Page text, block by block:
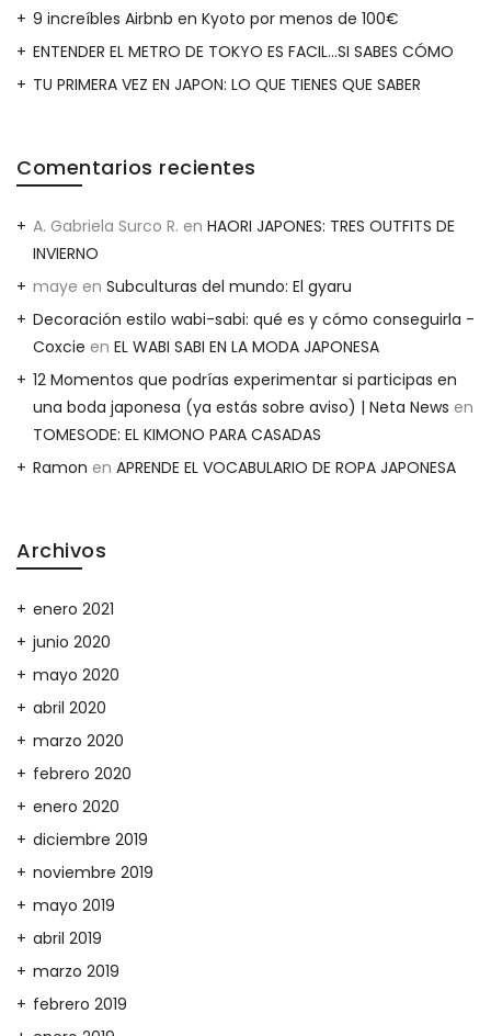
9 increíbles Airbnb en Kyoto por menos de 100€
ENTENDER EL METRO DE TOKYO ES FACIL…SI SABES CÓMO
TU PRIMERA VEZ EN JAPON: LO QUE TIENES QUE SABER
Comentarios recientes
A. Gabriela Surco R. en HAORI JAPONES: TRES OUTFITS DE
INVIERNO
maye en Subculturas del mundo: El gyaru
Decoración estilo wabi-sabi: qué es y cómo conseguirla -
Coxcie en EL WABI SABI EN LA MODA JAPONESA
12 Momentos que podrías experimentar si participas en
una boda japonesa (ya estás sobre aviso) | Neta News en
TOMESODE: EL KIMONO PARA CASADAS
Ramon en APRENDE EL VOCABULARIO DE ROPA JAPONESA
Archivos
enero 2021
junio 2020
mayo 2020
abril 2020
marzo 2020
febrero 2020
enero 2020
diciembre 2019
noviembre 2019
mayo 2019
abril 2019
marzo 2019
febrero 2019